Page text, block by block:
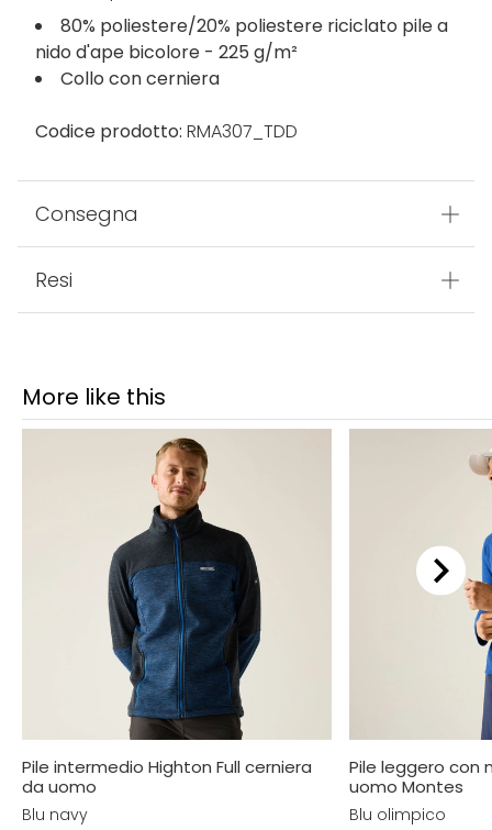
80% poliestere/20% poliestere riciclato pile a
nido d'ape bicolore - 225 g/m²
Collo con cerniera
Codice prodotto: RMA307_TDD
Consegna
Resi
More like this
Pile intermedio Highton Full cerniera
da uomo
Blu navy
Pile leggero con
uomo Montes
Blu olimpico